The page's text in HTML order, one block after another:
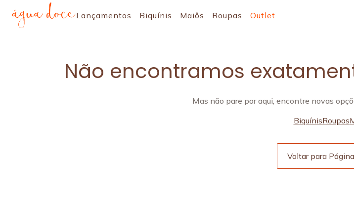
Lançamentos Biquínis Maiôs Roupas Outlet
Não encontramos
Mas não pare por aqui, encontre novas
BiquínisRoupas
Voltar para